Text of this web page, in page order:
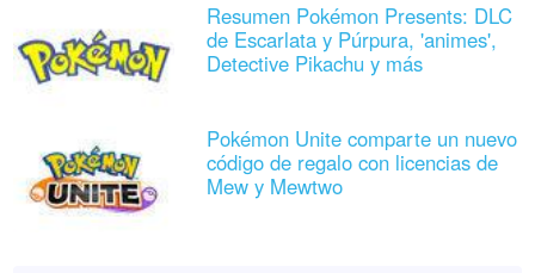
Resumen Pokémon Presents: DLC
de Escarlata y Púrpura, 'animes',
Detective Pikachu y más
Pokémon Unite comparte un nuevo
código de regalo con licencias de
Mew y Mewtwo